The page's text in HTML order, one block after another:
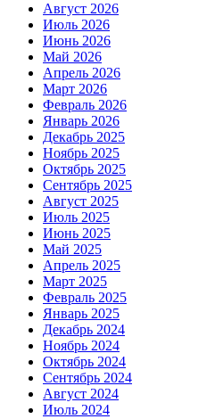
Август 2026
Июль 2026
Июнь 2026
Май 2026
Апрель 2026
Март 2026
Февраль 2026
Январь 2026
Декабрь 2025
Ноябрь 2025
Октябрь 2025
Сентябрь 2025
Август 2025
Июль 2025
Июнь 2025
Май 2025
Апрель 2025
Март 2025
Февраль 2025
Январь 2025
Декабрь 2024
Ноябрь 2024
Октябрь 2024
Сентябрь 2024
Август 2024
Июль 2024